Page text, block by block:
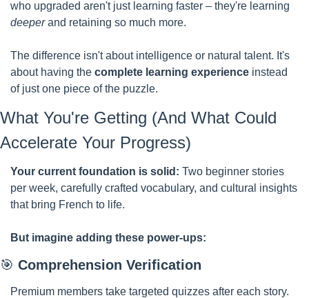
deeper and retaining so much more.
The difference isn't about intelligence or natural talent. It's
about having the complete learning experience instead
of just one piece of the puzzle.
What You're Getting (And What Could
Accelerate Your Progress)
Your current foundation is solid: Two beginner stories
per week, carefully crafted vocabulary, and cultural insights
that bring French to life.
But imagine adding these power-ups:
🎯 Comprehension Verification
Premium members take targeted quizzes after each story.